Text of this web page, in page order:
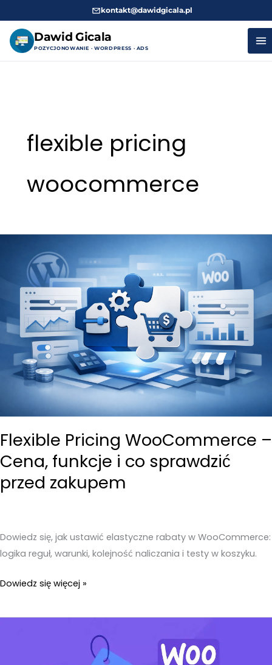
kontakt@dawidgicala.pl
Dawid Gicala
POZYCJONOWANIE · WORDPRESS · ADS
flexible pricing
woocommerce
Flexible Pricing WooCommerce –
Cena, funkcje i co sprawdzić
przed zakupem
Dowiedz się, jak ustawić elastyczne rabaty w WooCommerce:
logika reguł, warunki, kolejność naliczania i testy w koszyku.
Flexible
WooCommerce
Dowiedz się więcej »